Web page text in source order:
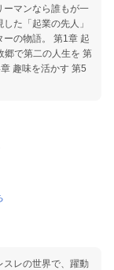
バブルを最も待ちわ
挙〉政治家が頼る
〈ヤクザと教育〉大
ニアが多い 第6章
は憲法を熟読して
ア〉闇営業で反社
ーマンなら誰もが一
た「起業の先人」
語。 第1章 起
スレの世界で、躍動